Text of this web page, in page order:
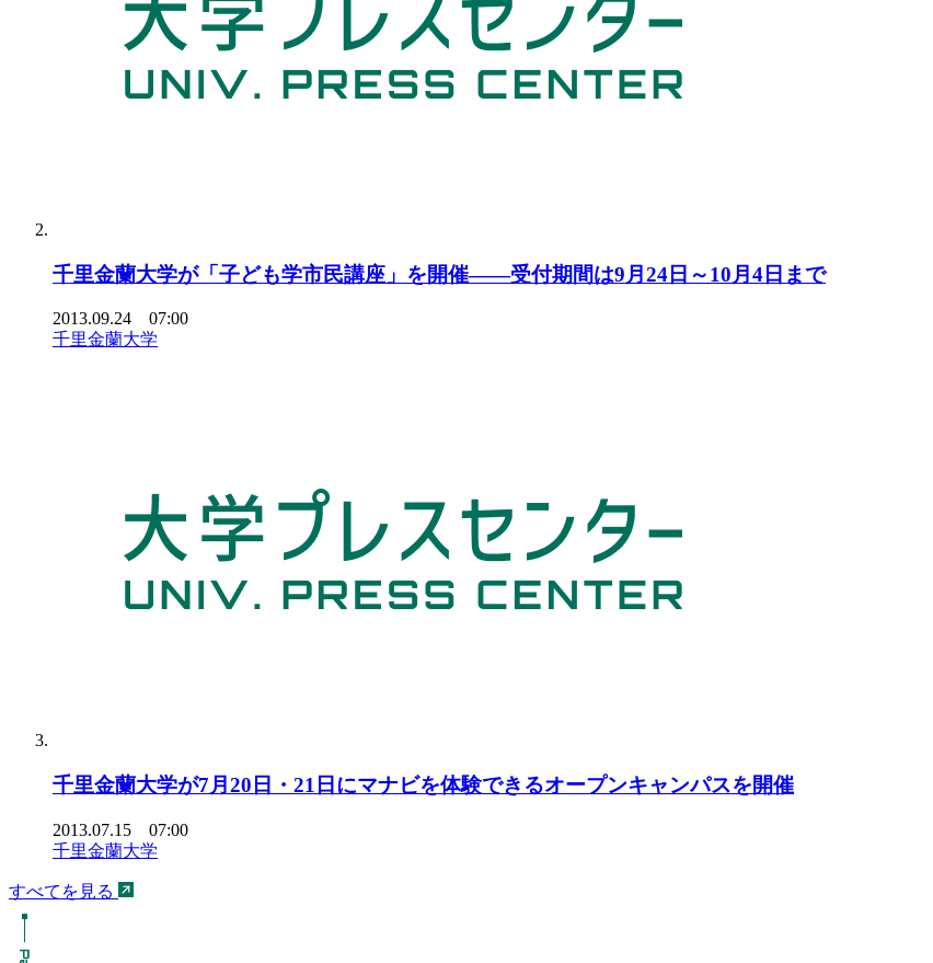
千里金蘭大学が「子ども学市民講座」を開催――受付期間は9月24日～10月4日まで
2013.09.24 07:00
千里金蘭大学
千里金蘭大学が7月20日・21日にマナビを体験できるオープンキャンパスを開催
2013.07.15 07:00
千里金蘭大学
すべてを見る